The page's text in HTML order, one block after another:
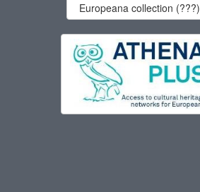
Europeana collection (???)